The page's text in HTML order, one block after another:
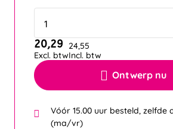
Ontwerp nu
20,29
Excl. btw
24,55
Incl. btw
Vóór 15.00 uur besteld, zelfde
(ma/vr)